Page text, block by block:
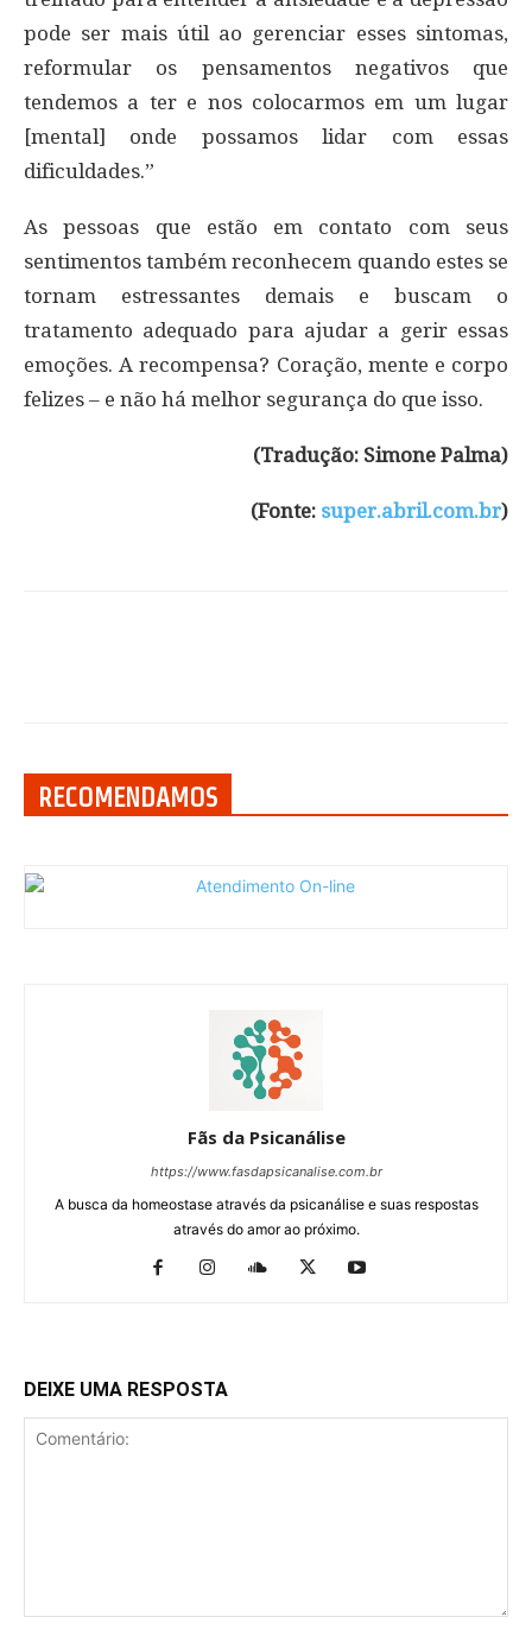
pode ser mais útil ao gerenciar esses sintomas,
reformular os pensamentos negativos que
tendemos a ter e nos colocarmos em um lugar
[mental] onde possamos lidar com essas
dificuldades.”
As pessoas que estão em contato com seus
sentimentos também reconhecem quando estes se
tornam estressantes demais e buscam o
tratamento adequado para ajudar a gerir essas
emoções. A recompensa? Coração, mente e corpo
felizes – e não há melhor segurança do que isso.
(Tradução: Simone Palma)
(Fonte: super.abril.com.br)
RECOMENDAMOS
Fãs da Psicanálise
https://www.fasdapsicanalise.com.br
A busca da homeostase através da psicanálise e suas respostas
através do amor ao próximo.
DEIXE UMA RESPOSTA